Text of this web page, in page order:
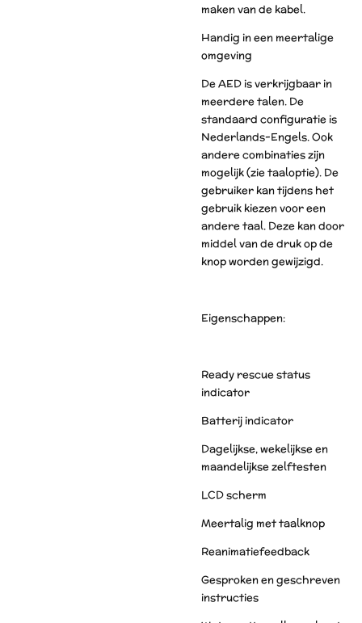
maken van de kabel.
Handig in een meertalige
omgeving
De AED is verkrijgbaar in
meerdere talen. De
standaard configuratie is
Nederlands-Engels. Ook
andere combinaties zijn
mogelijk (zie taaloptie). De
gebruiker kan tijdens het
gebruik kiezen voor een
andere taal. Deze kan door
middel van de druk op de
knop worden gewijzigd.
Eigenschappen:
Ready rescue status
indicator
Batterij indicator
Dagelijkse, wekelijkse en
maandelijkse zelftesten
LCD scherm
Meertalig met taalknop
Reanimatiefeedback
Gesproken en geschreven
instructies